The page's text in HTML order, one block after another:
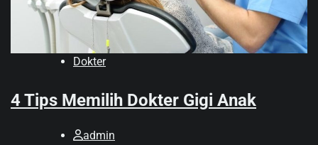
Dokter
4 Tips Memilih Dokter Gigi Anak
admin